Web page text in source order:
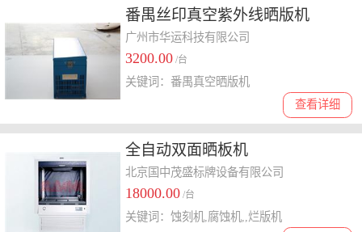
番禺丝印真空紫外线晒版机
广州市华运科技有限公司
3200.00 /台
查看详细
关键词：番禺真空晒版机
全自动双面晒板机
北京国中茂盛标牌设备有限公司
18000.00 /台
关键词：蚀刻机,腐蚀机,,烂版机